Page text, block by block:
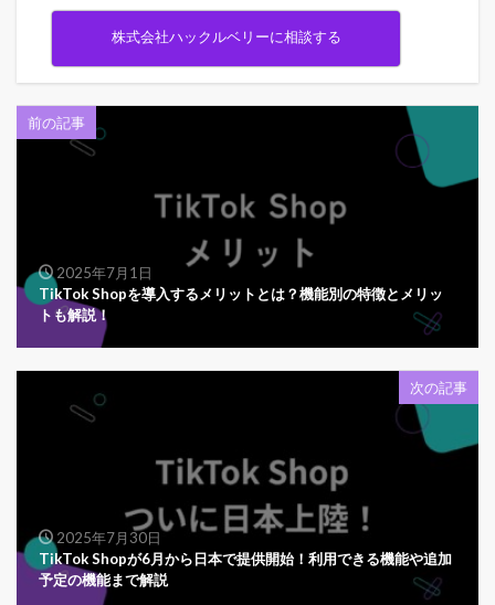
株式会社ハックルベリーに相談する
前の記事
2025年7月1日
TikTok Shopを導入するメリットとは？機能別の特徴とメリッ
トも解説！
次の記事
2025年7月30日
TikTok Shopが6月から日本で提供開始！利用できる機能や追加
予定の機能まで解説